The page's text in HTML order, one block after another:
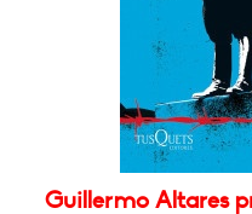
Guillermo Altares